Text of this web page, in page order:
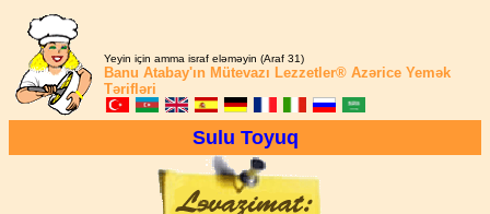
Yeyin için amma israf eləməyin (Araf 31)
Banu Atabay'ın Mütevazı Lezzetler® Azərice Yemək
Tərifləri
Sulu Toyuq